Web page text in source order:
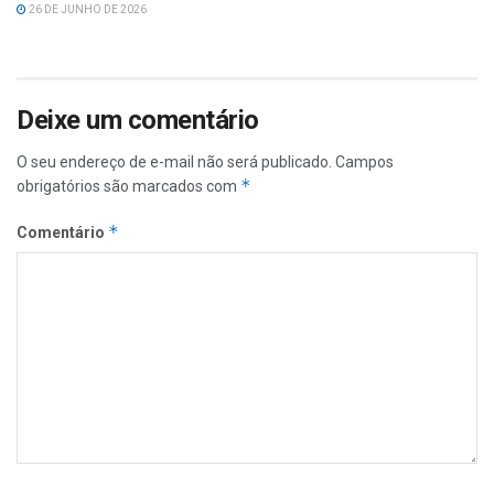
26 DE JUNHO DE 2026
Deixe um comentário
O seu endereço de e-mail não será publicado. Campos
obrigatórios são marcados com *
Comentário *